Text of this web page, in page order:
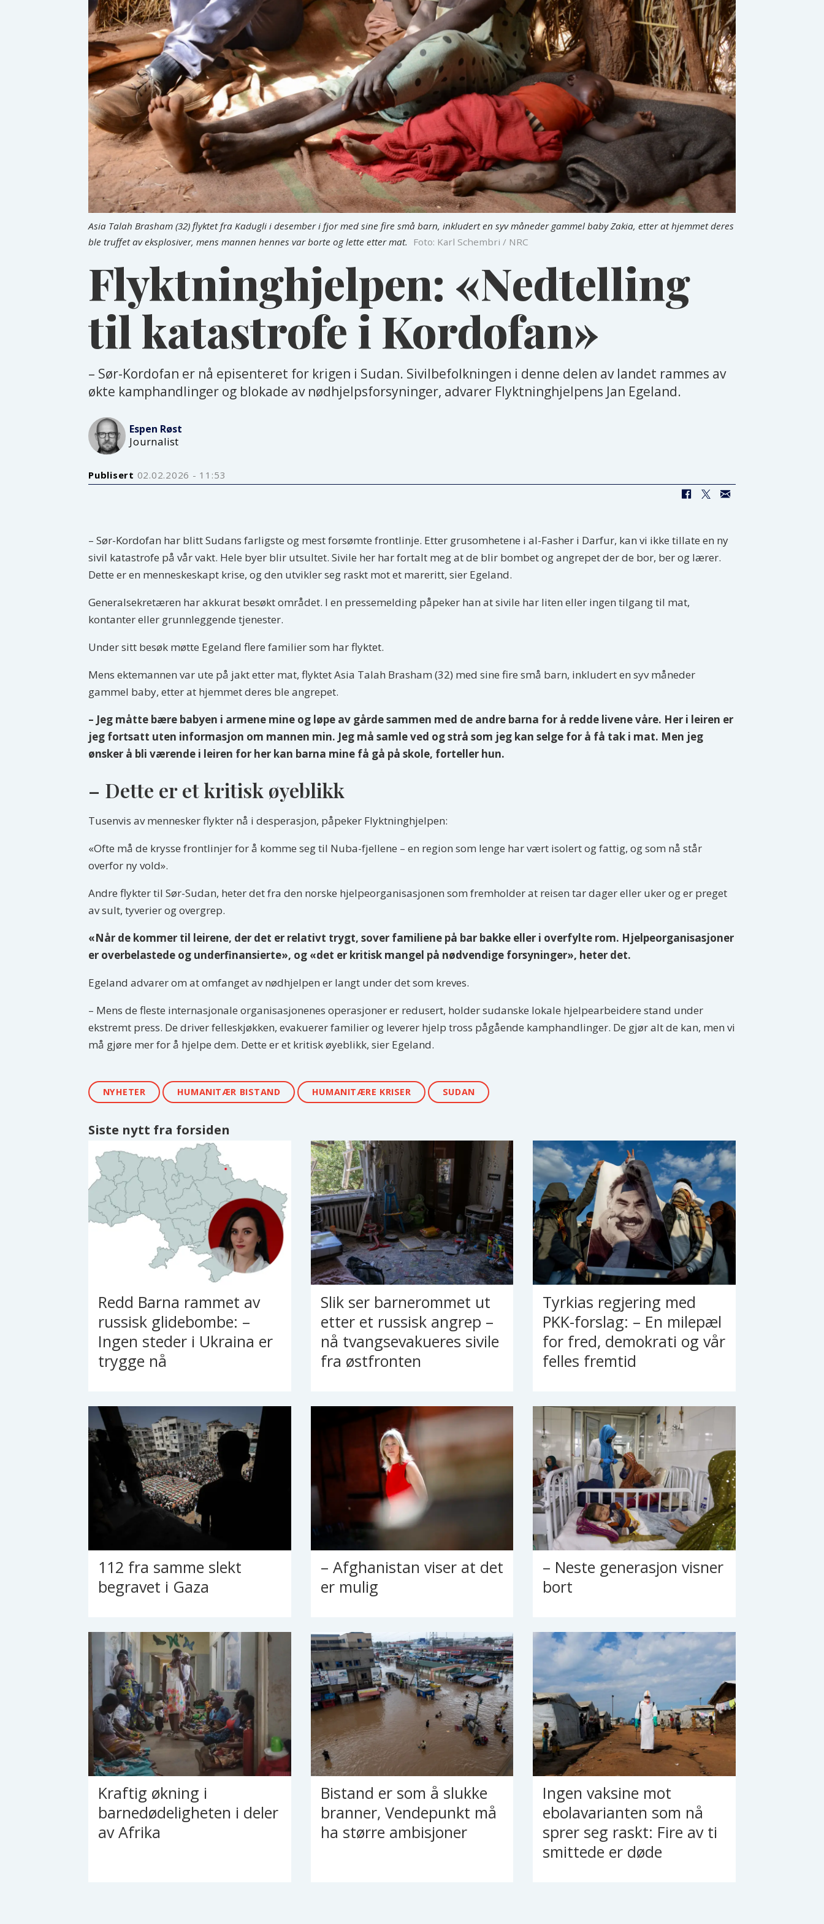
Asia Talah Brasham (32) flyktet fra Kadugli i desember i fjor med sine fire små barn, inkludert en syv måneder gammel baby Zakia, etter at hjemmet deres
ble truffet av eksplosiver, mens mannen hennes var borte og lette etter mat. Foto: Karl Schembri / NRC
Flyktninghjelpen: «Nedtelling
til katastrofe i Kordofan»
– Sør-Kordofan er nå episenteret for krigen i Sudan. Sivilbefolkningen i denne delen av landet rammes av
økte kamphandlinger og blokade av nødhjelpsforsyninger, advarer Flyktninghjelpens Jan Egeland.
Espen Røst
Journalist
Publisert 02.02.2026 - 11:53
– Sør-Kordofan har blitt Sudans farligste og mest forsømte frontlinje. Etter grusomhetene i al-Fasher i Darfur, kan vi ikke tillate en ny
sivil katastrofe på vår vakt. Hele byer blir utsultet. Sivile her har fortalt meg at de blir bombet og angrepet der de bor, ber og lærer.
Dette er en menneskeskapt krise, og den utvikler seg raskt mot et mareritt, sier Egeland.
Generalsekretæren har akkurat besøkt området. I en pressemelding påpeker han at sivile har liten eller ingen tilgang til mat,
kontanter eller grunnleggende tjenester.
Under sitt besøk møtte Egeland flere familier som har flyktet.
Mens ektemannen var ute på jakt etter mat, flyktet Asia Talah Brasham (32) med sine fire små barn, inkludert en syv måneder
gammel baby, etter at hjemmet deres ble angrepet.
– Jeg måtte bære babyen i armene mine og løpe av gårde sammen med de andre barna for å redde livene våre. Her i leiren er
jeg fortsatt uten informasjon om mannen min. Jeg må samle ved og strå som jeg kan selge for å få tak i mat. Men jeg
ønsker å bli værende i leiren for her kan barna mine få gå på skole, forteller hun.
– Dette er et kritisk øyeblikk
Tusenvis av mennesker flykter nå i desperasjon, påpeker Flyktninghjelpen:
«Ofte må de krysse frontlinjer for å komme seg til Nuba-fjellene – en region som lenge har vært isolert og fattig, og som nå står
overfor ny vold».
Andre flykter til Sør-Sudan, heter det fra den norske hjelpeorganisasjonen som fremholder at reisen tar dager eller uker og er preget
av sult, tyverier og overgrep.
«Når de kommer til leirene, der det er relativt trygt, sover familiene på bar bakke eller i overfylte rom. Hjelpeorganisasjoner
er overbelastede og underfinansierte», og «det er kritisk mangel på nødvendige forsyninger», heter det.
Egeland advarer om at omfanget av nødhjelpen er langt under det som kreves.
– Mens de fleste internasjonale organisasjonenes operasjoner er redusert, holder sudanske lokale hjelpearbeidere stand under
ekstremt press. De driver felleskjøkken, evakuerer familier og leverer hjelp tross pågående kamphandlinger. De gjør alt de kan, men vi
må gjøre mer for å hjelpe dem. Dette er et kritisk øyeblikk, sier Egeland.
NYHETER HUMANITÆR BISTAND HUMANITÆRE KRISER SUDAN
Siste nytt fra forsiden
Redd Barna rammet av
russisk glidebombe: –
Ingen steder i Ukraina er
trygge nå
Slik ser barnerommet ut
etter et russisk angrep –
nå tvangsevakueres sivile
fra østfronten
Tyrkias regjering med
PKK-forslag: – En milepæl
for fred, demokrati og vår
felles fremtid
112 fra samme slekt
begravet i Gaza
– Afghanistan viser at det
er mulig
– Neste generasjon visner
bort
Kraftig økning i
barnedødeligheten i deler
av Afrika
Bistand er som å slukke
branner, Vendepunkt må
ha større ambisjoner
Ingen vaksine mot
ebolavarianten som nå
sprer seg raskt: Fire av ti
smittede er døde